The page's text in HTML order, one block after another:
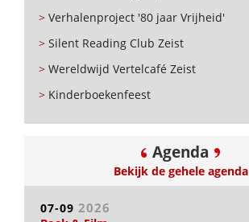
> Verhalenproject '80 jaar Vrijheid'
> Silent Reading Club Zeist
> Wereldwijd Vertelcafé Zeist
> Kinderboekenfeest
Agenda
Bekijk de gehele agenda
07-09 2026